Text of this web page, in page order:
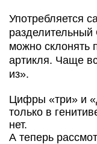
Употребляется
разделительный
можно склонять
артикля. Чаще
из».
Цифры «три» и
только в
нет.
А теперь